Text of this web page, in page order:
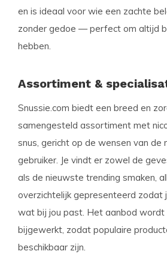
en is ideaal voor wie een zachte
zonder gedoe — perfect om altijd
hebben.
Assortiment &
Snussie.com biedt een breed en
samengesteld assortiment met
snus, gericht op de wensen van de
gebruiker. Je vindt er zowel de
als de nieuwste trending smaken,
overzichtelijk gepresenteerd zodat
wat bij jou past. Het aanbod wordt
bijgewerkt, zodat populaire
beschikbaar zijn.